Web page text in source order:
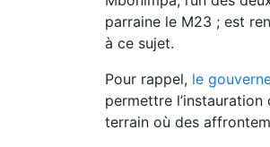
parraine le M23 ; est
à ce sujet.
Pour rappel, le
permettre
terrain où des